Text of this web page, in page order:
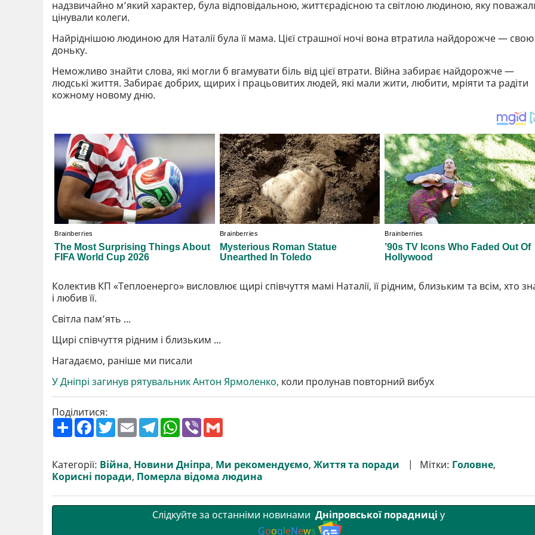
надзвичайно м’який характер, була відповідальною, життєрадісною та світлою людиною, яку
цінували колеги.
Найріднішою людиною для Наталії була її мама. Цієї страшної ночі вона втратила найдорожче — свою
доньку.
Неможливо знайти слова, які могли б вгамувати біль від цієї втрати. Війна забирає найдорожче —
людські життя. Забирає добрих, щирих і працьовитих людей, які мали жити, любити, мріяти та радіти
кожному новому дню.
Колектив КП «Теплоенерго» висловлює щирі співчуття мамі Наталії, її рідним, близьким та всім, хто
і любив її.
Світла пам’ять ...
Щирі співчуття рідним і близьким ...
Нагадаємо, раніше ми писали
У Дніпрі загинув рятувальник Антон Ярмоленко, коли пролунав повторний вибух
Поділитися:
П
о
р
и
т
F
a
b
o
o
T
w
t
e
r
E
m
l
T
e
g
r
a
W
h
s
A
p
V
r l
Категорії: Війна, Новини Дніпра, Ми рекомендуємо, Життя та поради Мітки: Головне,
Корисні поради, Померла відома людина
Слідкуйте за останніми новинами Дніпровської порадниці у
GoogleNews